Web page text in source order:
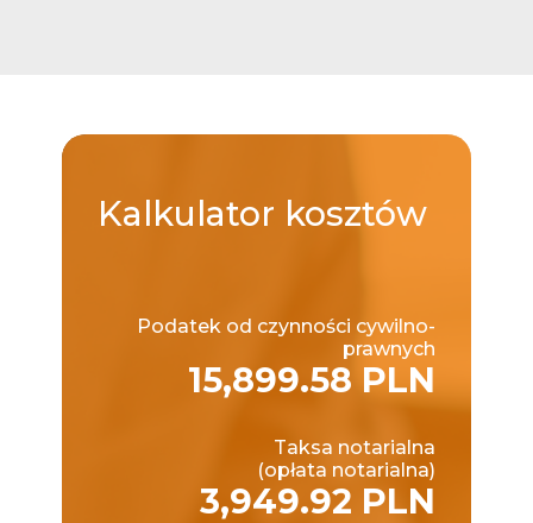
Kalkulator kosztów
Podatek od czynności cywilno-
prawnych
15,899.58 PLN
Taksa notarialna
(opłata notarialna)
3,949.92 PLN